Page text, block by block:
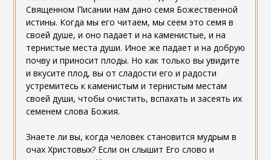
Священном Писании нам дано семя Божественной
истины. Когда мы его читаем, мы сеем это семя в
своей душе, и оно падает и на каменистые, и на
тернистые места души. Иное же падает и на добрую
почву и приносит плоды. Но как только вы увидите
и вкусите плод, вы от сладости его и радости
устремитесь к каменистым и тернистым местам
своей души, чтобы очистить, вспахать и засеять их
семенем слова Божия.
Знаете ли вы, когда человек становится мудрым в
очах Христовых? Если он слышит Его слово и